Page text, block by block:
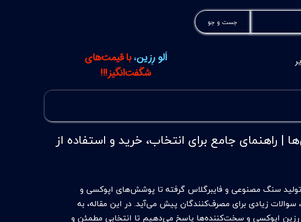
جست و جو
اَلو رِزین،با قیمت‌های
شگفت‌انگیز!!!
| راهنمای جامع برای انتخاب، خرید و استفاده از
سنگ مصنوعی و فایبرگلاس گرفته تا پوشش‌های اپوکسی و
زیادی برای مصرف‌کنندگان پیش می‌آید. در این مقاله، به
رزین اپوکسی و سخت‌کننده‌ها پاسخ می‌دهیم تا انتخابی مطمئن و